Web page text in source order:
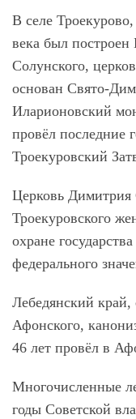
В селе
века был
Солунского,
основан Свято-
Иларионовский
провёл последние
Троекуровский
Церковь Димитрия
Троекуровского
охране
федерального
Лебедянский
Афонского,
46 лет провёл в
Многочисленные
годы Советской